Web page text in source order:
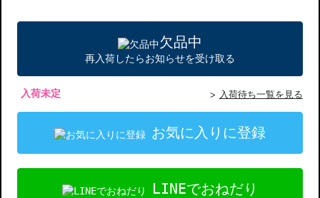
欠品中
再入荷したらお知らせを受け取る
入荷未定 入荷待ち一覧を見る
お気に入りに登録
LINEでおねだり